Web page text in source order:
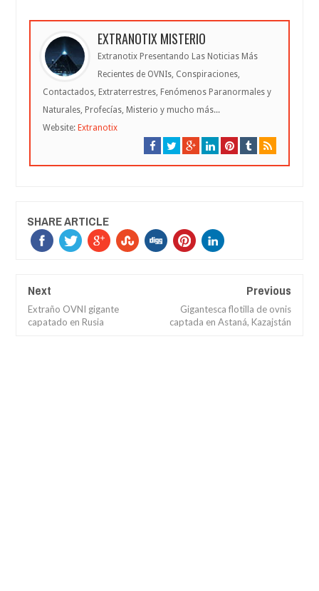
EXTRANOTIX MISTERIO
Extranotix Presentando Las Noticias Más
Recientes de OVNIs, Conspiraciones,
Contactados, Extraterrestres, Fenómenos Paranormales y
Naturales, Profecías, Misterio y mucho más...
Website: Extranotix
SHARE ARTICLE
Next
Extraño OVNI gigante
capatado en Rusia
Previous
Gigantesca flotilla de ovnis
captada en Astaná, Kazajstán